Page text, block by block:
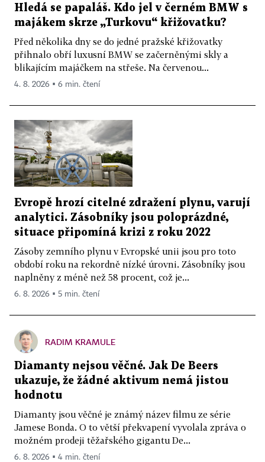
Hledá se papaláš. Kdo jel v černém BMW s
majákem skrze „Turkovu“ křižovatku?
Před několika dny se do jedné pražské křižovatky
přihnalo obří luxusní BMW se začerněnými skly a
blikajícím majáčkem na střeše. Na červenou...
4. 8. 2026 ▪ 6 min. čtení
Evropě hrozí citelné zdražení plynu, varují
analytici. Zásobníky jsou poloprázdné,
situace připomíná krizi z roku 2022
Zásoby zemního plynu v Evropské unii jsou pro toto
období roku na rekordně nízké úrovni. Zásobníky jsou
naplněny z méně než 58 procent, což je...
6. 8. 2026 ▪ 5 min. čtení
RADIM KRAMULE
Diamanty nejsou věčné. Jak De Beers
ukazuje, že žádné aktivum nemá jistou
hodnotu
Diamanty jsou věčné je známý název filmu ze série
Jamese Bonda. O to větší překvapení vyvolala zpráva o
možném prodeji těžařského gigantu De...
6. 8. 2026 ▪ 4 min. čtení